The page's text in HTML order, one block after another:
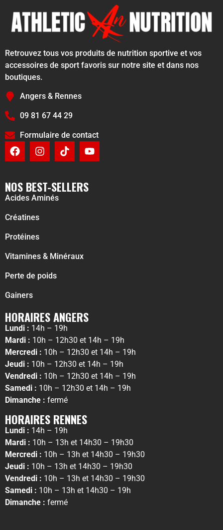
Retrouvez tous vos produits de nutrition sportive et vos
accessoires de sport favoris sur notre site et dans nos
boutiques.
Angers & Rennes
09 81 67 44 29
Formulaire de contact
NOS BEST-SELLERS
Acides Aminés
Créatines
Protéines
Vitamines & Minéraux
Perte de poids
Gainers
HORAIRES ANGERS
Lundi : 14h – 19h
Mardi : 10h – 12h30 et 14h – 19h
Mercredi : 10h – 12h30 et 14h – 19h
Jeudi : 10h – 12h30 et 14h – 19h
Vendredi : 10h – 12h30 et 14h – 19h
Samedi : 10h – 12h30 et 14h – 19h
Dimanche : fermé
HORAIRES RENNES
Lundi : 14h – 19h
Mardi : 10h – 13h et 14h30 – 19h30
Mercredi : 10h – 13h et 14h30 – 19h30
Jeudi : 10h – 13h et 14h30 – 19h30
Vendredi : 10h – 13h et 14h30 – 19h30
Samedi : 10h – 13h et 14h30 – 19h
Dimanche : fermé